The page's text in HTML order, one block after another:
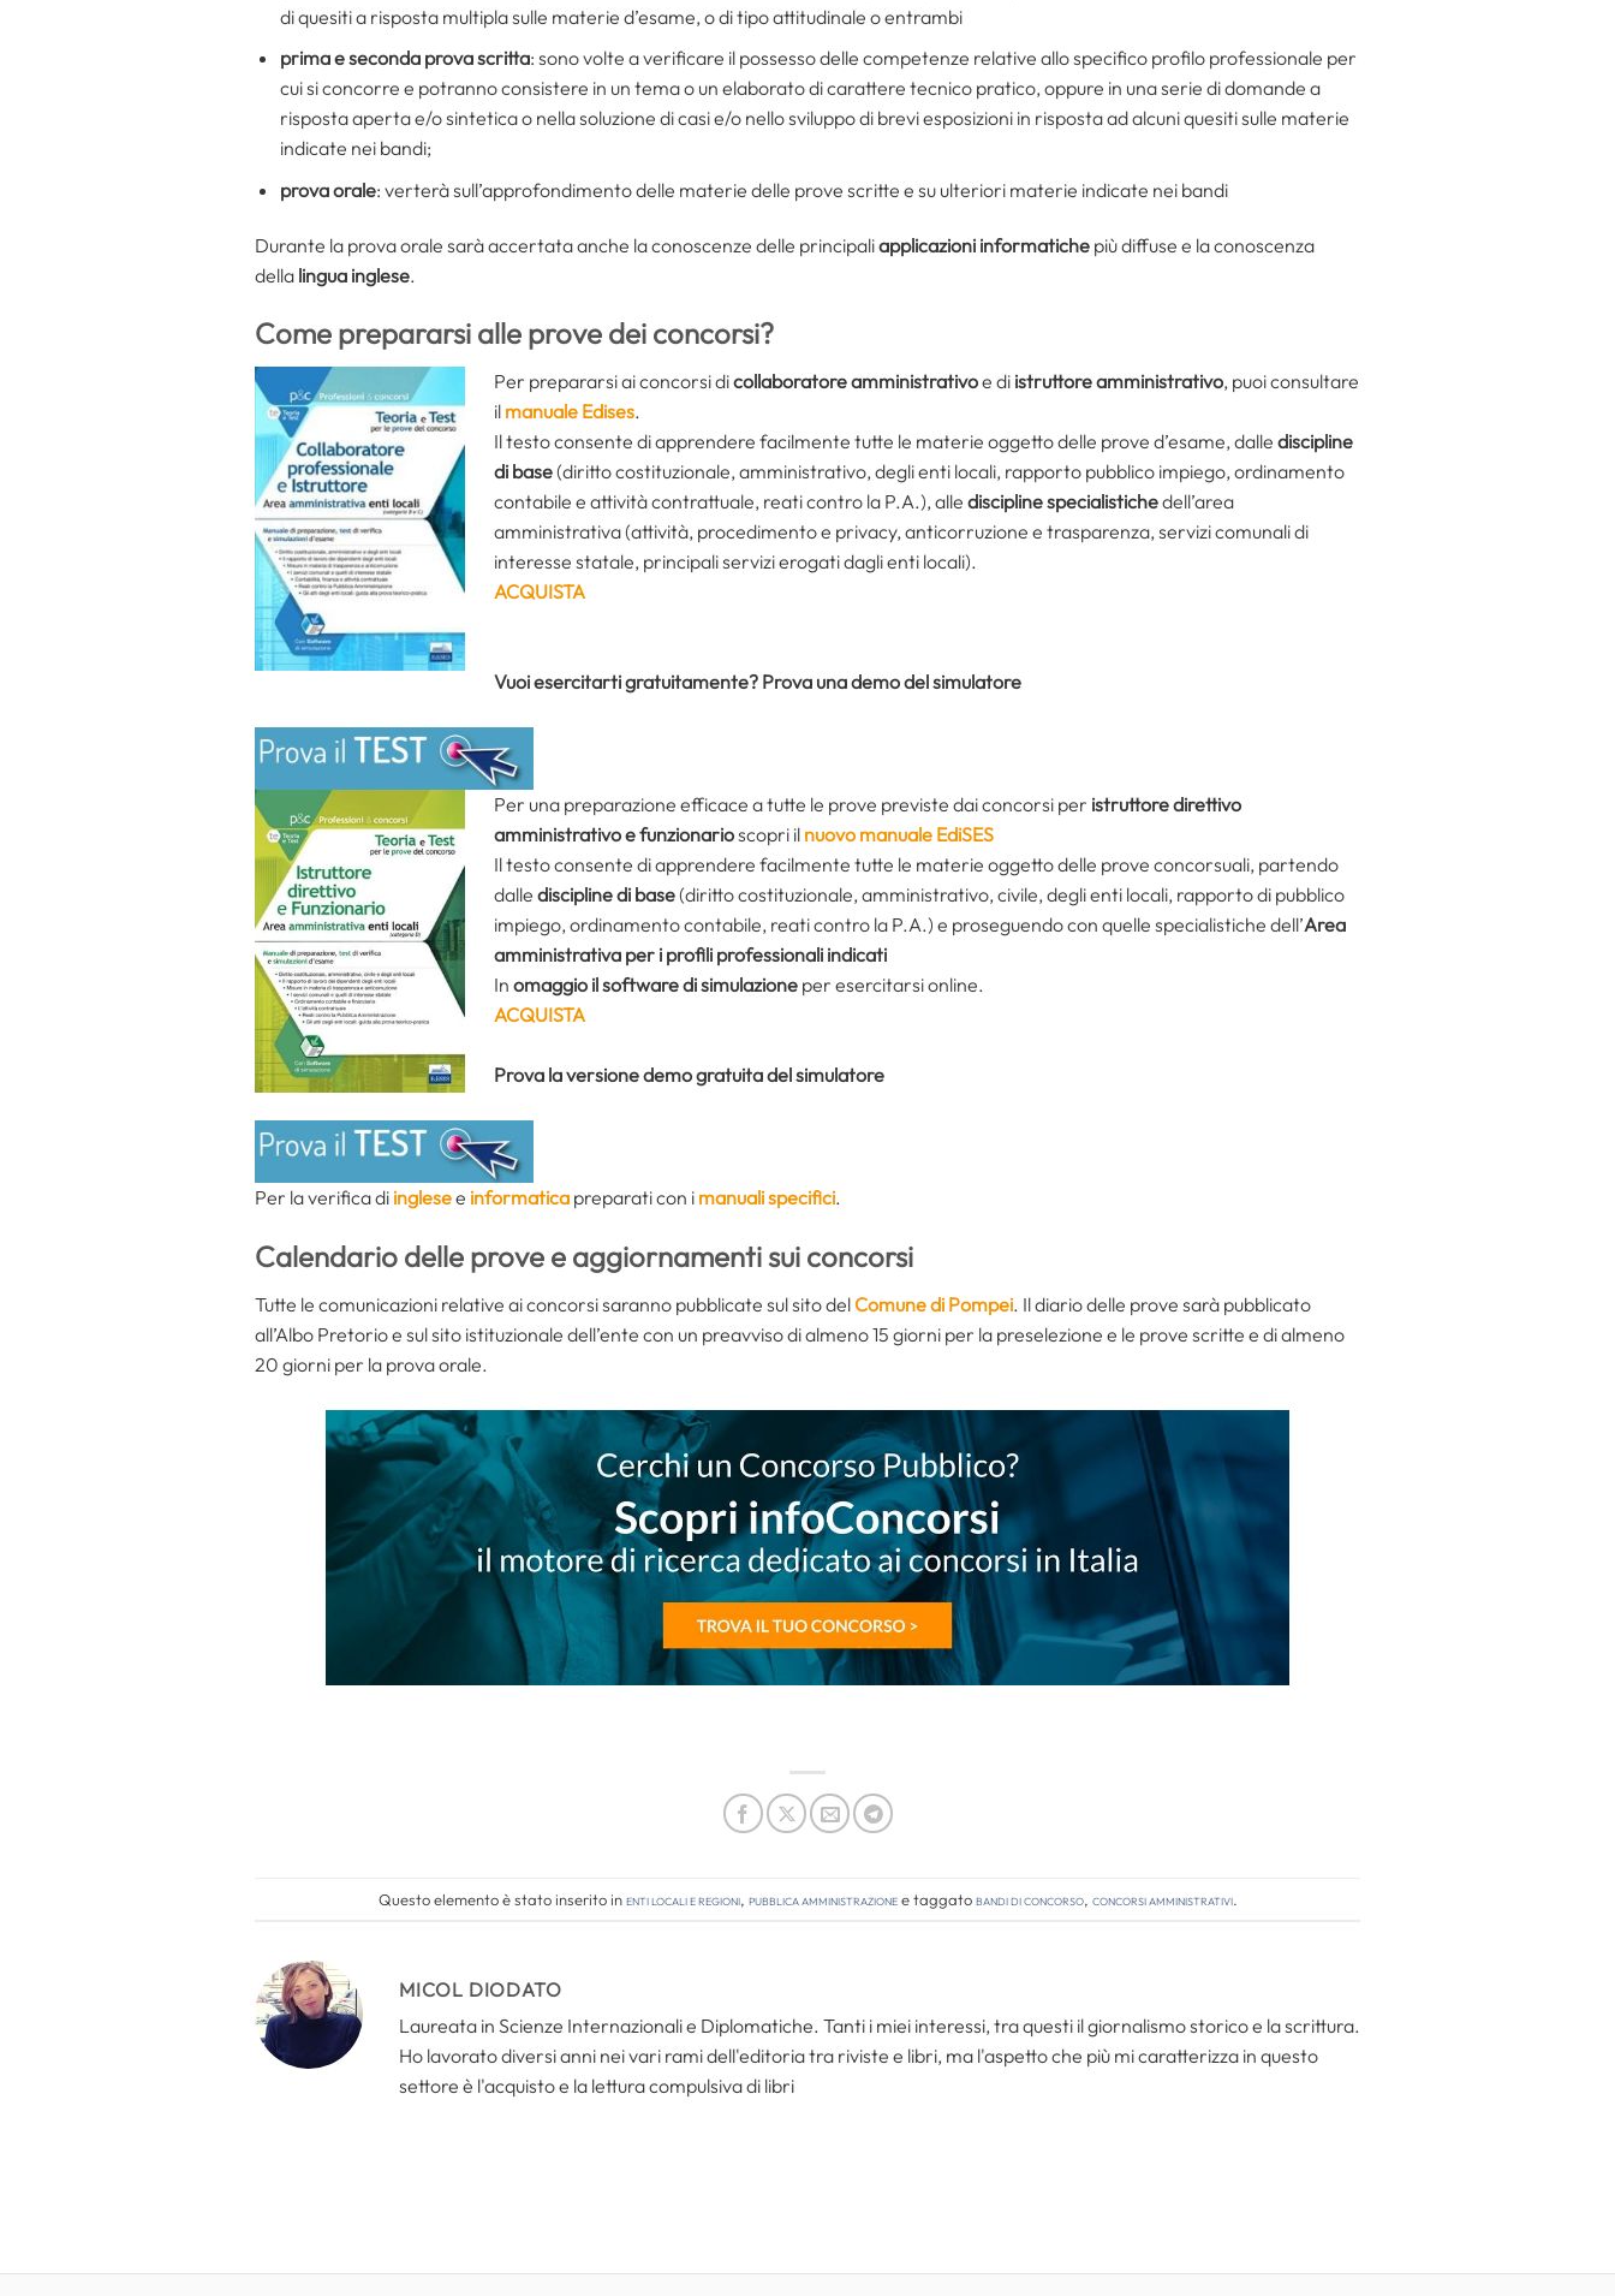
di quesiti a risposta multipla sulle materie d’esame, o di tipo attitudinale o entrambi
prima e seconda prova scritta: sono volte a verificare il possesso delle competenze relative allo specifico profilo professionale per
cui si concorre e potranno consistere in un tema o un elaborato di carattere tecnico pratico, oppure in una serie di domande a
risposta aperta e/o sintetica o nella soluzione di casi e/o nello sviluppo di brevi esposizioni in risposta ad alcuni quesiti sulle materie
indicate nei bandi;
prova orale: verterà sull’approfondimento delle materie delle prove scritte e su ulteriori materie indicate nei bandi
Durante la prova orale sarà accertata anche la conoscenze delle principaliapplicazioni informatiche più diffuse e la conoscenza
della lingua inglese.
Come prepararsi alle prove dei concorsi?
Per prepararsi ai concorsi dicollaboratore amministrativoe di istruttore amministrativo, puoi consultare
il manuale Edises.
Il testo consente di apprendere facilmente tutte le materie oggetto delle prove d’esame, dalle discipline
di base(diritto costituzionale, amministrativo, degli enti locali, rapporto pubblico impiego, ordinamento
contabile e attività contrattuale, reati contro la P.A.), alle discipline specialistichedell’area
amministrativa (attività, procedimento e privacy, anticorruzione e trasparenza, servizi comunali di
interesse statale, principali servizi erogati dagli enti locali).
ACQUISTA
Vuoi esercitarti gratuitamente? Prova una demo del simulatore
Per una preparazione efficace a tutte le prove previste dai concorsi per istruttore direttivo
amministrativo e funzionarioscopri il nuovo manuale EdiSES
Il testo consente di apprendere facilmente tutte le materie oggetto delle prove concorsuali, partendo
dalle discipline di base(diritto costituzionale, amministrativo, civile, degli enti locali, rapporto di pubblico
impiego, ordinamento contabile, reati contro la P.A.) e proseguendo con quelle specialistiche dell’Area
amministrativa per i profili professionali indicati
In omaggio il software di simulazione per esercitarsi online.
ACQUISTA
Prova la versione demo gratuita del simulatore
Per la verifica di inglesee informatica preparati con i manuali specifici.
Calendario delle prove e aggiornamenti sui concorsi
Tutte le comunicazioni relative ai concorsi saranno pubblicate sul sito delComune di Pompei. Il diario delle prove sarà pubblicato
all’Albo Pretorio e sul sito istituzionale dell’ente con un preavviso di almeno 15 giorni per la preselezione e le prove scritte e di almeno
20 giorni per la prova orale.
Questo elemento è stato inserito inEnti locali e regioni, Pubblica amministrazionee taggatobandi di concorso, concorsi amministrativi.
MICOL DIODATO
Laureata in Scienze Internazionali e Diplomatiche. Tanti i miei interessi, tra questi il giornalismo storico e la scrittura.
Ho lavorato diversi anni nei vari rami dell'editoria tra riviste e libri, ma l'aspetto che più mi caratterizza in questo
settore è l'acquisto e la lettura compulsiva di libri